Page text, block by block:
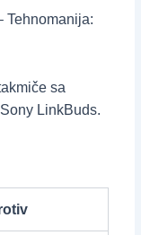
Tehnomanija:
sa
LinkBuds.